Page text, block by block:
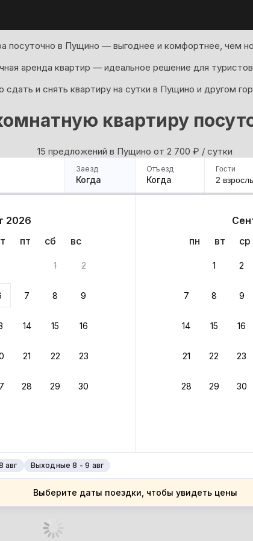
посуточно в Пущино — выгоднее и комфортнее, чем
аренда квартир — идеальное решение для
и снять квартиру на сутки в Пущино и другом
квартиру
15 предложений в Пущино oт 2 700 ₽ / сутки
Заезд
Когда
Отъезд
Когда
2026
пт сб вс
1 2
7 8 9
14 15 16
21 22 23
28 29 30
пн
вт ср
1 2
7 8 9
14 15 16
21 22 23
28 29 30
авг Выходные 8 - 9 авг
Выберите даты поездки, чтобы увидеть цены
Гости
2